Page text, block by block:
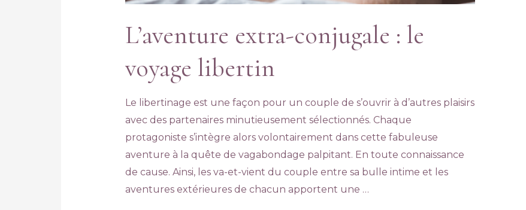
L’aventure extra-conjugale : le
voyage libertin
Le libertinage est une façon pour un couple de s’ouvrir à d’autres plaisirs
avec des partenaires minutieusement sélectionnés. Chaque
protagoniste s’intègre alors volontairement dans cette fabuleuse
aventure à la quête de vagabondage palpitant. En toute connaissance
de cause. Ainsi, les va-et-vient du couple entre sa bulle intime et les
aventures extérieures de chacun apportent une …
READ MORE
d’avoir des...
READ MORE
sélectionnés. Chaque